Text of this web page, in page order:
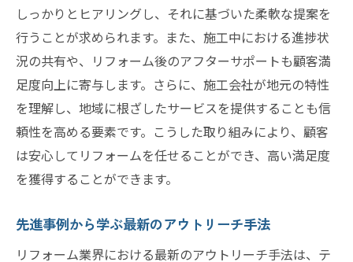
しっかりとヒアリングし、それに基づいた柔軟な提案を
行うことが求められます。また、施工中における進捗状
況の共有や、リフォーム後のアフターサポートも顧客満
足度向上に寄与します。さらに、施工会社が地元の特性
を理解し、地域に根ざしたサービスを提供することも信
頼性を高める要素です。こうした取り組みにより、顧客
は安心してリフォームを任せることができ、高い満足度
を獲得することができます。
先進事例から学ぶ最新のアウトリーチ手法
リフォーム業界における最新のアウトリーチ手法は、テ